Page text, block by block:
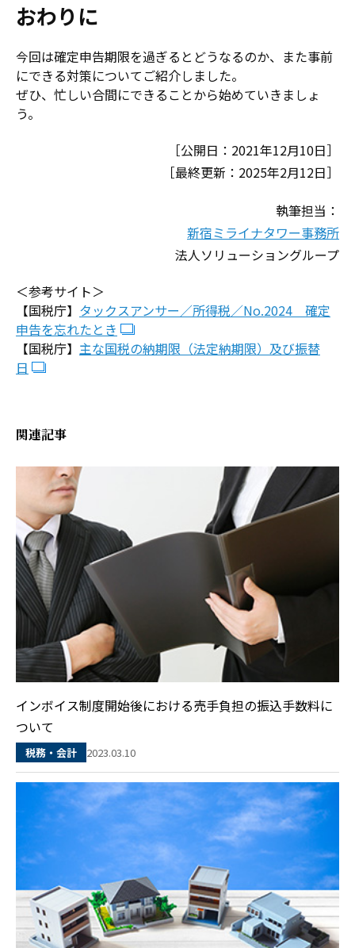
おわりに
今回は確定申告期限を過ぎるとどうなるのか、また事前
にできる対策についてご紹介しました。
ぜひ、忙しい合間にできることから始めていきましょ
う。
［公開日：2021年12月10日］
［最終更新：2025年2月12日］
執筆担当：
新宿ミライナタワー事務所
法人ソリューショングループ
＜参考サイト＞
【国税庁】 タックスアンサー／所得税／No.2024 確定
申告を忘れたとき
【国税庁】 主な国税の納期限（法定納期限）及び振替
日
関連記事
インボイス制度開始後における売手負担の振込手数料に
ついて
税務・会計 2023.03.10